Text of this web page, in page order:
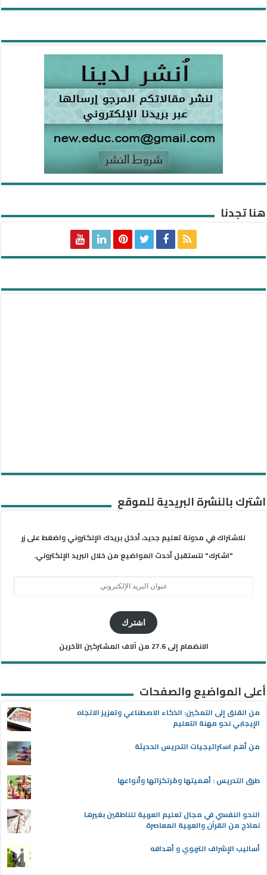
هنا تجدنا
اشترك بالنشرة البريدية للموقع
للاشتراك في مدونة تعليم جديد، أدخل بريدك الإلكتروني واضغط على زر
"اشترك" لتستقبل أحدث المواضيع من خلال البريد الإلكتروني.
اشترك
الانضمام إلى 27.6 من آلاف المشتركين الآخرين
أعلى المواضيع والصفحات
من القلق إلى التمكين: الذكاء الاصطناعي وتعزيز الاتجاه
الإيجابي نحو مهنة التعليم
من أهم استراتيجيات التدريس الحديثة
طرق التدريس : أهميتها ومُرتكزاتها وأنواعها
النحو النفسي في مجال تعليم العربية للناطقين بغيرها
نماذج من القرآن والعربية المعاصرة
أساليب الإشراف التربوي و أهدافه